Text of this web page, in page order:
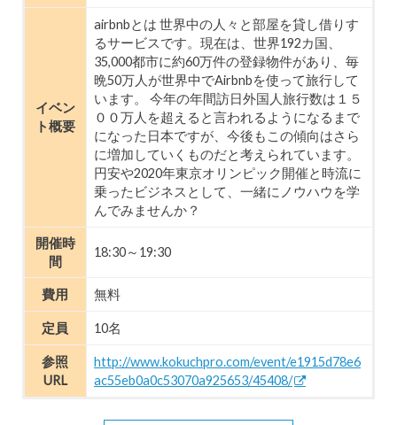
イベン
ト概要
airbnbとは 世界中の人々と部屋を貸し借りす
るサービスです。現在は、世界192カ国、
35,000都市に約60万件の登録物件があり、毎
晩50万人が世界中でAirbnbを使って旅行して
います。 今年の年間訪日外国人旅行数は１５
００万人を超えると言われるようになるまで
になった日本ですが、今後もこの傾向はさら
に増加していくものだと考えられています。
円安や2020年東京オリンピック開催と時流に
乗ったビジネスとして、一緒にノウハウを学
んでみませんか？
開催時
間
18:30～19:30
費用 無料
定員 10名
参照
URL
http://www.kokuchpro.com/event/e1915d78e6
ac55eb0a0c53070a925653/45408/